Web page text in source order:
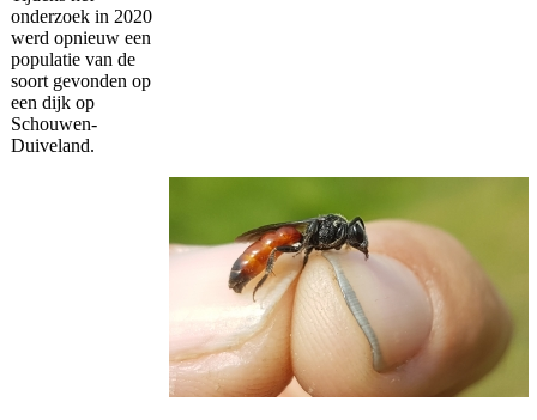
onderzoek in 2020
werd opnieuw een
populatie van de
soort gevonden op
een dijk op
Schouwen-
Duiveland.